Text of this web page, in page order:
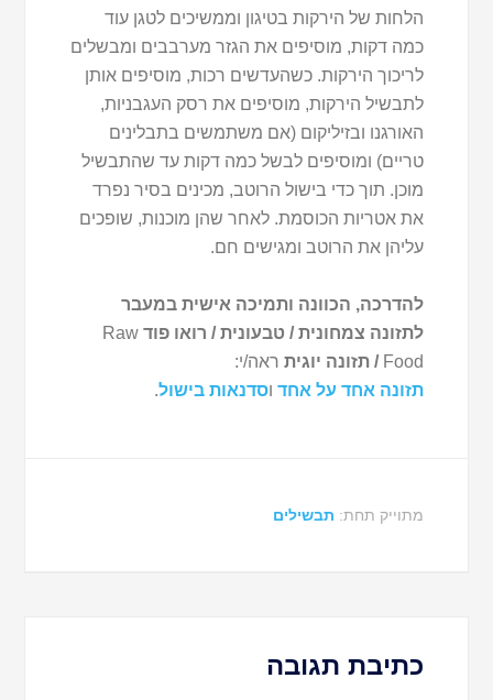
הלחות של הירקות בטיגון וממשיכים לטגן עוד
כמה דקות, מוסיפים את הגזר מערבבים ומבשלים
לריכוך הירקות. כשהעדשים רכות, מוסיפים אותן
לתבשיל הירקות, מוסיפים את רסק העגבניות,
האורגנו ובזיליקום (אם משתמשים בתבלינים
טריים) ומוסיפים לבשל כמה דקות עד שהתבשיל
מוכן. תוך כדי בישול הרוטב, מכינים בסיר נפרד
את אטריות הכוסמת. לאחר שהן מוכנות, שופכים
עליהן את הרוטב ומגישים חם.
להדרכה, הכוונה ותמיכה אישית במעבר
לתזונה צמחונית / טבעונית / רואו פודRaw
Food / תזונה יוגית ראה/י:
תזונה אחד על אחד וסדנאות בישול.
מתוייק תחת: תבשילים
כתיבת תגובה